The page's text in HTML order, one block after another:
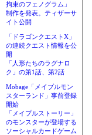
拘束のフェノグラム」
制作を発表。ティザーサ
イト公開
「ドラゴンクエストX」
の連続クエスト情報を公
開
「人形たちのラグナロ
ク」の第1話、第2話
Mobage「メイプルモン
スターランド」事前登録
開始
「メイプルストーリー」
のモンスターが登場する
ソーシャルカードゲーム